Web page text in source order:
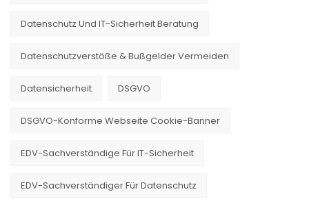
Datenschutz Und IT-Sicherheit Beratung
Datenschutzverstöße & Bußgelder Vermeiden
Datensicherheit DSGVO
DSGVO-Konforme Webseite Cookie-Banner
EDV-Sachverständige Für IT-Sicherheit
EDV-Sachverständiger Für Datenschutz